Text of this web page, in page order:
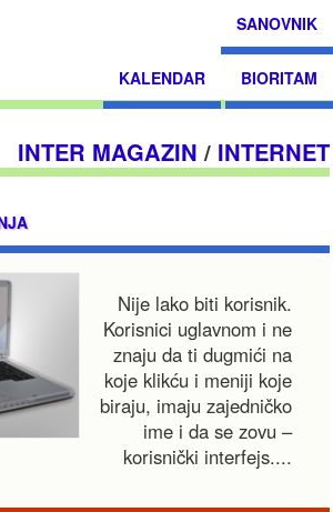
SANOVNIK
KALENDAR BIORITAM
INTER MAGAZIN / INTERNET
Nije lako biti korisnik.
Korisnici uglavnom i ne
znaju da ti dugmići na
koje klikću i meniji koje
biraju, imaju zajedničko
ime i da se zovu –
korisnički interfejs....